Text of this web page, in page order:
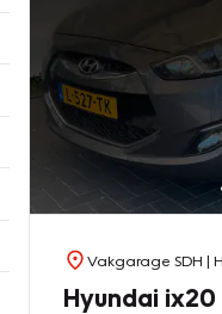
Vakgarage SDH |
Hyundai ix20